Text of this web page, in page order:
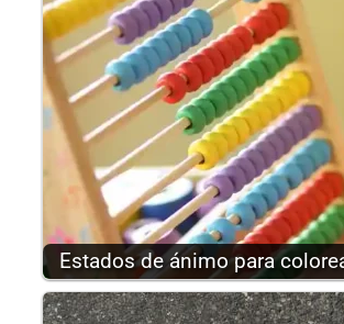
Estados de ánimo para